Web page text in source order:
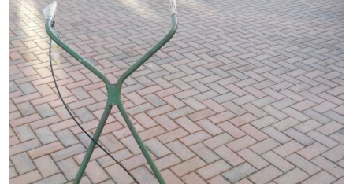
ekan sähkösen....vetoo ei tartte....